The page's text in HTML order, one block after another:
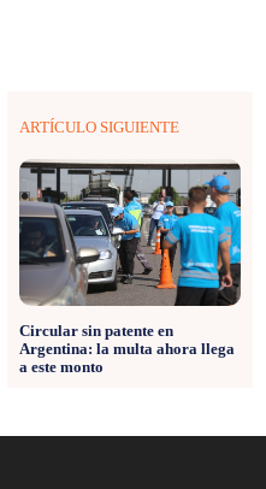
ARTÍCULO SIGUIENTE
Circular sin patente en
Argentina: la multa ahora llega
a este monto